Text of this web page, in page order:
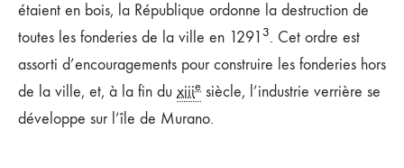
étaient en bois, la République ordonne la destruction de
toutes les fonderies de la ville en 1291 3. Cet ordre est
assorti d’encouragements pour construire les fonderies hors
de la ville, et, à la fin du xiiie siècle, l’industrie verrière se
développe sur l’île de Murano.